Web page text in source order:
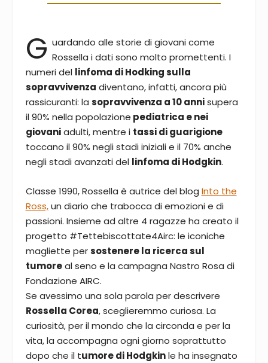
G uardando alle storie di giovani come
Rossella i dati sono molto promettenti. I
numeri del linfoma di Hodking sulla
sopravvivenza diventano, infatti, ancora più
rassicuranti: la sopravvivenza a 10 annisupera
il 90% nella popolazione pediatrica e nei
giovaniadulti, mentre i tassi di guarigione
toccano il 90% negli stadi iniziali e il 70% anche
negli stadi avanzati del linfoma di Hodgkin.
Classe 1990, Rossella è autrice del blog Into the
Ross,un diario che trabocca di emozioni e di
passioni. Insieme ad altre 4 ragazze ha creato il
progetto #Tettebiscottate4Airc: le iconiche
magliette persostenere la ricerca sul
tumoreal seno e la campagna Nastro Rosa di
Fondazione AIRC.
Se avessimo una sola parola per descrivere
Rossella Corea, sceglieremmo curiosa. La
curiosità, per il mondo che la circonda e per la
vita, la accompagna ogni giorno soprattutto
dopo che il tumore di Hodgkinle ha insegnato